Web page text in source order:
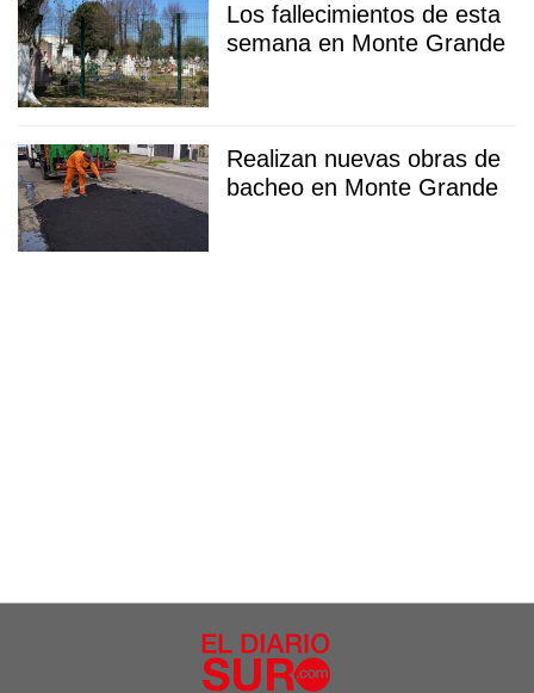
Los fallecimientos de esta
semana en Monte Grande
Realizan nuevas obras de
bacheo en Monte Grande